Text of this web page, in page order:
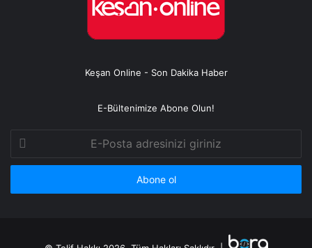
Keşan Online - Son Dakika Haber
E-Bültenimize Abone Olun!
Posta
adresinizi